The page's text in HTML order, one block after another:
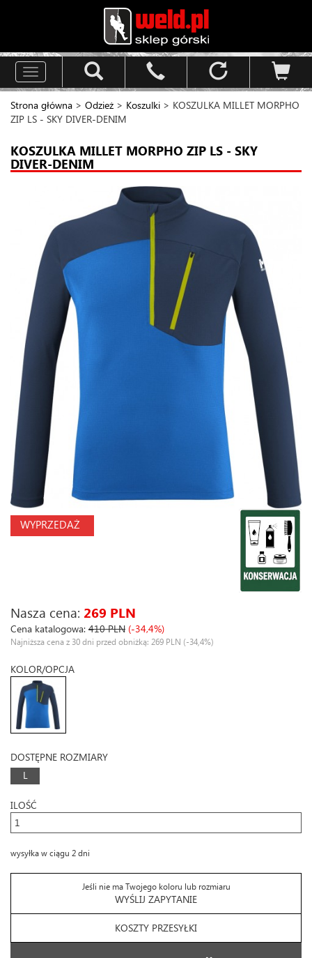
Toggle
navigation
Strona główna > Odzież > Koszulki > KOSZULKA MILLET MORPHO
ZIP LS - SKY DIVER-DENIM
KOSZULKA MILLET MORPHO ZIP LS - SKY
DIVER-DENIM
WYPRZEDAŻ
Nasza cena: 269 PLN
Cena katalogowa: 410 PLN (-34,4%)
Najniższa cena z 30 dni przed obniżką: 269 PLN (-34,4%)
KOLOR/OPCJA
DOSTĘPNE ROZMIARY
L
ILOŚĆ
wysyłka w ciągu 2 dni
Jeśli nie ma Twojego koloru lub rozmiaru
WYŚLIJ ZAPYTANIE
KOSZTY PRZESYŁKI